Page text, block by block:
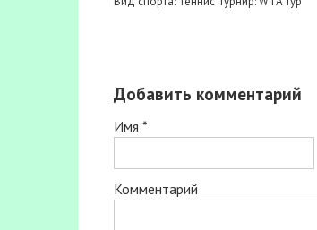
Добавить комментарий
Имя *
Комментарий